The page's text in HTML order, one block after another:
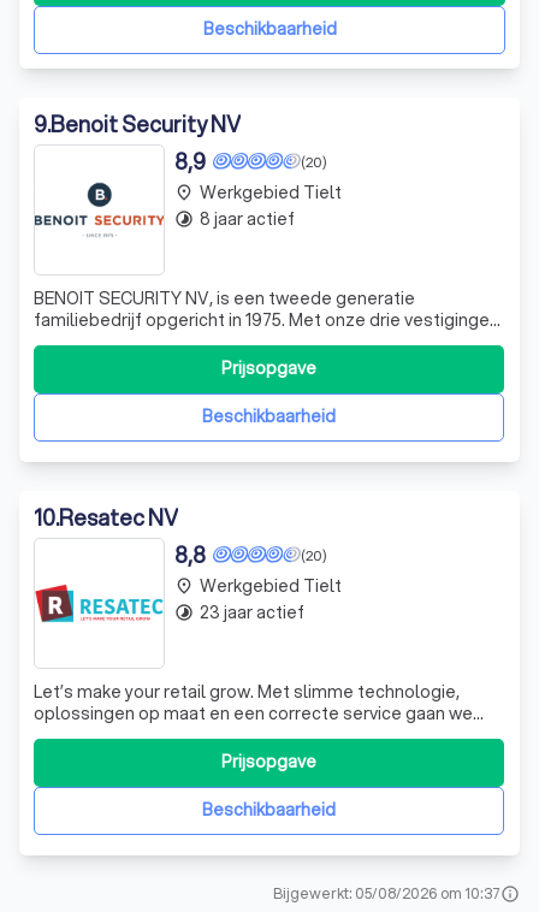
uw eigendommen met geavanceerd
Beschikbaarheid
9.Benoit Security NV
(20)
8,9
BENOIT SECURITY NV, is een tweede generatie
familiebedrijf opgericht in 1975. Met onze drie vestigingen
(Waregem, Knokke & Roosdaal) en een team van 30
medewerkers staan wij 24 uur op 7, in voor uw veiligheid.
BENOIT SECURITY is een door de overheid vergunde
onderneming voor alarmsystemen en camera
Beschikbaarheid
Prijsopgave
place Werkgebied Tielt
timelapse 8 jaar actief
10.Resatec NV
(20)
8,8
Let’s make your retail grow. Met slimme technologie,
oplossingen op maat en een correcte service gaan we
voor meer rendement per vierkante meter
bestrijden van winkeldiefstal, door het verminderen van
interne fraude, het aantrekkelijk en uitdagen
Beschikbaarheid
Prijsopgave
place Werkgebied Tielt
timelapse 23 jaar actief
Bijgewerkt: 05/08/2026 om 10:37info